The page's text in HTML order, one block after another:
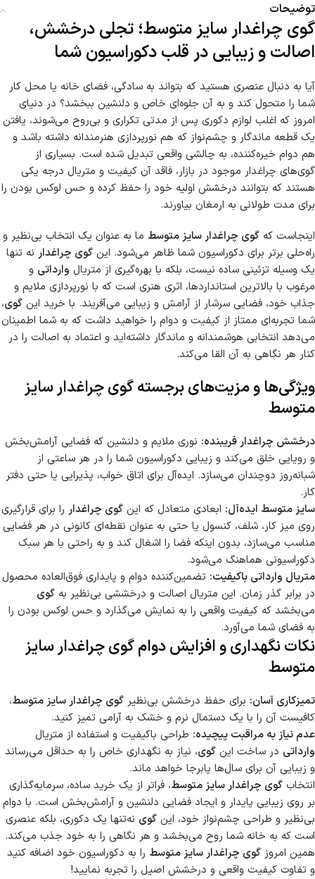
توضیحات
گوی چراغدار سایز متوسط؛ تجلی درخشش،
اصالت و زیبایی در قلب دکوراسیون شما
آیا به دنبال عنصری هستید که بتواند به سادگی، فضای خانه یا محل کار
شما را متحول کند و به آن جلوه‌ای خاص و دلنشین ببخشد؟ در دنیای
امروز که اغلب لوازم دکوری پس از مدتی تکراری و بی‌روح می‌شوند، یافتن
یک قطعه ماندگار و چشم‌نواز که هم نورپردازی هنرمندانه داشته باشد و
هم دوام خیره‌کننده، به چالشی واقعی تبدیل شده است. بسیاری از
گوی‌های چراغدار موجود در بازار، فاقد آن کیفیت و متریال درجه یکی
هستند که بتوانند درخشش اولیه خود را حفظ کرده و حس لوکس بودن را
برای مدت طولانی به ارمغان بیاورند.
اینجاست که گوی چراغدار سایز متوسط ما به عنوان یک انتخاب بی‌نظیر و
راه‌حلی برتر برای دکوراسیون شما ظاهر می‌شود. این گوی چراغدار نه تنها
یک وسیله تزئینی ساده نیست، بلکه با بهره‌گیری از متریال وارداتی و
مرغوب با بالاترین استانداردها، اثری هنری است که با نورپردازی ملایم و
جذاب خود، فضایی سرشار از آرامش و زیبایی می‌آفریند. با خرید این گوی،
شما تجربه‌ای ممتاز از کیفیت و دوام را خواهید داشت که به شما اطمینان
می‌دهد انتخابی هوشمندانه و ماندگار داشته‌اید و اعتماد به اصالت را در
کنار هر نگاهی به آن القا می‌کند.
ویژگی‌ها و مزیت‌های برجسته گوی چراغدار سایز
متوسط
درخشش چراغدار فریبنده: نوری ملایم و دلنشین که فضایی آرامش‌بخش
و رویایی خلق می‌کند و زیبایی دکوراسیون شما را در هر ساعتی از
شبانه‌روز دوچندان می‌سازد. ایده‌آل برای اتاق خواب، پذیرایی یا حتی دفتر
کار.
سایز متوسط ایده‌آل: ابعادی متعادل که این گوی چراغدار را برای قرارگیری
روی میز کار، شلف، کنسول یا حتی به عنوان نقطه‌ای کانونی در هر فضایی
مناسب می‌سازد، بدون اینکه فضا را اشغال کند و به راحتی با هر سبک
دکوراسیونی هماهنگ می‌شود.
متریال وارداتی باکیفیت: تضمین‌کننده دوام و پایداری فوق‌العاده محصول
در برابر گذر زمان. این متریال اصالت و درخششی بی‌نظیر به گوی
می‌بخشد که کیفیت واقعی را به نمایش می‌گذارد و حس لوکس بودن را
به فضای شما می‌آورد.
نکات نگهداری و افزایش دوام گوی چراغدار سایز
متوسط
تمیزکاری آسان: برای حفظ درخشش بی‌نظیر گوی چراغدار سایز متوسط،
کافیست آن را با یک دستمال نرم و خشک به آرامی تمیز کنید.
عدم نیاز به مراقبت پیچیده: طراحی باکیفیت و استفاده از متریال
وارداتی در ساخت این گوی، نیاز به نگهداری خاص را به حداقل می‌رساند
و زیبایی آن برای سال‌ها پابرجا خواهد ماند.
انتخاب گوی چراغدار سایز متوسط، فراتر از یک خرید ساده، سرمایه‌گذاری
بر روی زیبایی پایدار و ایجاد فضایی دلنشین و آرامش‌بخش است. با دوام
بی‌نظیر و طراحی چشم‌نواز خود، این گوی نه‌تنها یک دکوری، بلکه عنصری
است که به خانه شما روح می‌بخشد و هر نگاهی را به خود جذب می‌کند.
همین امروز گوی چراغدار سایز متوسط را به دکوراسیون خود اضافه کنید
و تفاوت کیفیت واقعی و درخشش اصیل را تجربه نمایید!